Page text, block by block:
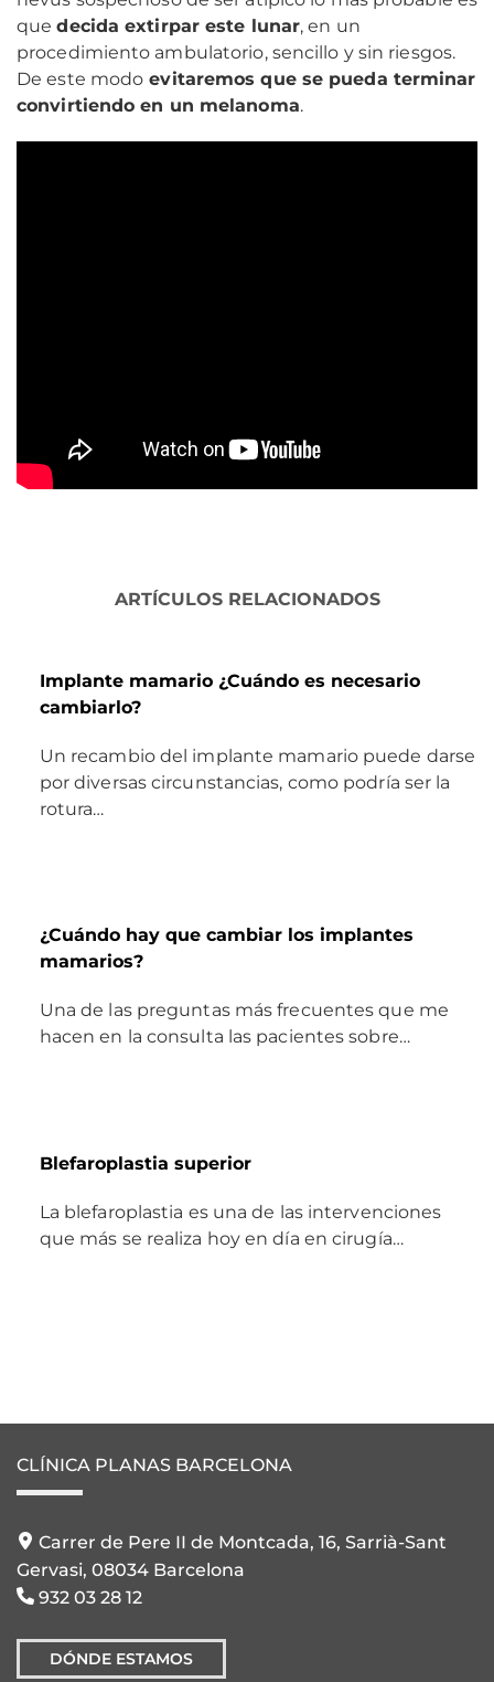
quedecida extirpar este lunar, en un
procedimiento ambulatorio, sencillo y sin riesgos.
De este modo evitaremos que se pueda terminar
convirtiendo en un melanoma.
ARTÍCULOS RELACIONADOS
Implante mamario ¿Cuándo es necesario
cambiarlo?
Un recambio del implante mamario puede darse
por diversas circunstancias, como podría ser la
rotura…
¿Cuándo hay que cambiar los implantes
mamarios?
Una de las preguntas más frecuentes que me
hacen en la consulta las pacientes sobre…
Blefaroplastia superior
La blefaroplastia es una de las intervenciones
que más se realiza hoy en día en cirugía…
CLÍNICA PLANAS BARCELONA
Carrer de Pere II de Montcada, 16, Sarrià-Sant
Gervasi, 08034 Barcelona
932 03 28 12
DÓNDE ESTAMOS